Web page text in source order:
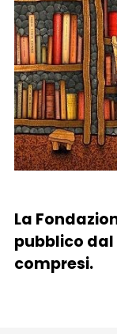
La
pubblico dal
compresi.